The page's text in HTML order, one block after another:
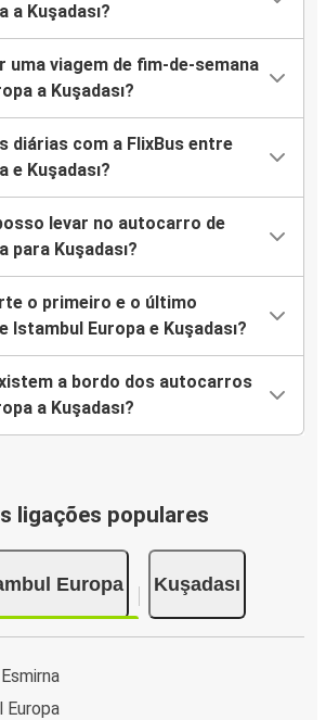
a Kuşadası?
uma viagem de fim-de-semana
a Kuşadası?
diárias com a FlixBus entre
e Kuşadası?
levar no autocarro de
para Kuşadası?
o primeiro e o último
Europa e Kuşadası?
a bordo dos autocarros
a Kuşadası?
ligações populares
Europa Kuşadası
Europa